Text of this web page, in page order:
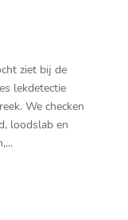
ziet bij de
lekdetectie
We checken
loodslab en